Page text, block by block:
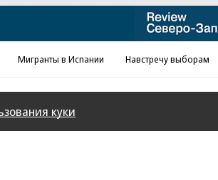
Мигранты в Испании Навстречу выборам
куки